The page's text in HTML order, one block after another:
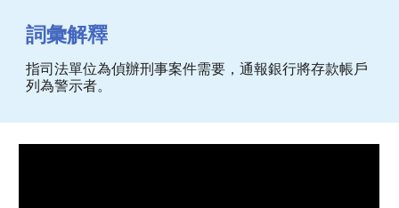
詞彙解釋
指司法單位為偵辦刑事案件需要，通報銀行將存款帳戶
列為警示者。